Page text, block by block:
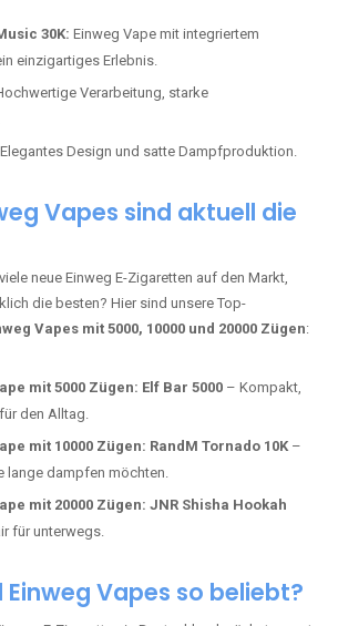
30K: Einweg Vape mit integriertem
einzigartiges Erlebnis.
Verarbeitung, starke
Elegantes Design und satte Dampfproduktion.
Vapes sind aktuell die
neue Einweg E-Zigaretten auf den Markt,
die besten? Hier sind unsere Top-
Vapes mit 5000, 10000 und 20000 Zügen:
mit 5000 Zügen: Elf Bar 5000 – Kompakt,
den Alltag.
mit 10000 Zügen: RandM Tornado 10K –
lange dampfen möchten.
mit 20000 Zügen: JNR Shisha Hookah
für unterwegs.
Vapes so beliebt?